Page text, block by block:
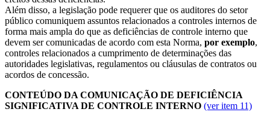
Além disso, a legislação pode requerer que os auditores do setor
público comuniquem assuntos relacionados a controles internos de
forma mais ampla do que as deficiências de controle interno que
devem ser comunicadas de acordo com esta Norma, por exemplo,
controles relacionados a cumprimento de determinações das
autoridades legislativas, regulamentos ou cláusulas de contratos ou
acordos de concessão.
CONTEÚDO DA COMUNICAÇÃO DE DEFICIÊNCIA
SIGNIFICATIVA DE CONTROLE INTERNO (ver item 11)